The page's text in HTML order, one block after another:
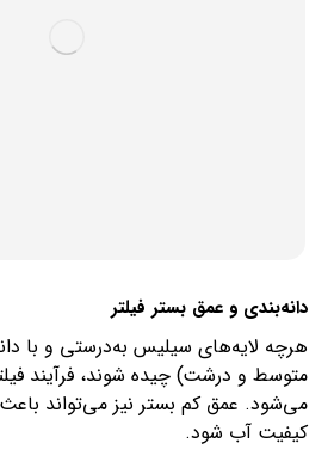
دانه‌بندی و عمق بستر فیلتر
هرچه لایه‌های سیلیس به‌درستی و با
متوسط و درشت) چیده شوند، فرآیند
می‌شود. عمق کم بستر نیز می‌تواند
کیفیت آب شود.